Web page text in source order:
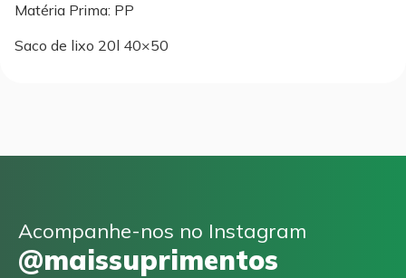
Matéria Prima: PP
Saco de lixo 20l 40×50
Acompanhe-nos no Instagram
@maissuprimentos